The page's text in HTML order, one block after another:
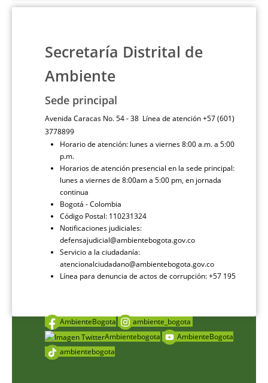
Secretaría Distrital de
Ambiente
Sede principal
Avenida Caracas No. 54 - 38 Línea de atención +57 (601)
3778899
Horario de atención: lunes a viernes 8:00 a.m. a 5:00
p.m.
Horarios de atención presencial en la sede principal:
lunes a viernes de 8:00am a 5:00 pm, en jornada
continua
Bogotá - Colombia
Código Postal: 110231324
Notificaciones judiciales:
defensajudicial@ambientebogota.gov.co
Servicio a la ciudadanía:
atencionalciudadano@ambientebogota.gov.co
Línea para denuncia de actos de corrupción: +57 195
AmbienteBogota
ambiente_bogota
Ambientebogota
AmbienteBogota
ambientebogota